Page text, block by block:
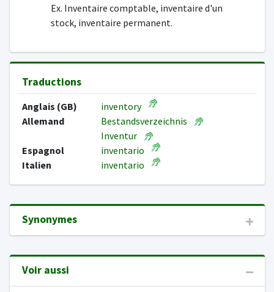
Ex. Inventaire comptable, inventaire d'un
stock, inventaire permanent.
Traductions
Anglais (GB)
inventory
Allemand
Bestandsverzeichnis
Inventur
Espagnol
inventario
Italien
inventario
Synonymes
Voir aussi